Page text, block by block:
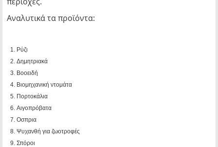
Αναλυτικά τα προϊόντα:
Ρύζι
Δημητριακά
Βοοειδή
Βιομηχανική ντομάτα
Πορτοκάλια
Αιγοπρόβατα
Οσπρια
Ψυχανθή για ζωοτροφές
Σπόροι